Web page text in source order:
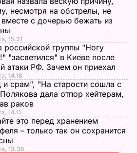
несмотря на обстрелы, не
вместе с дочерью бежать из
15.31
российской группы "Ногу
"засветился" в Киеве после
атаки РФ. Зачем он приехал
14.18
и срам", "На старости сошла с
дала отпор хейтерам,
раков
14.11
это перед хранением
– только так он сохранится
13.36